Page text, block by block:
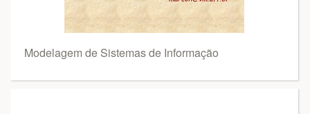
Modelagem de Sistemas de Informação